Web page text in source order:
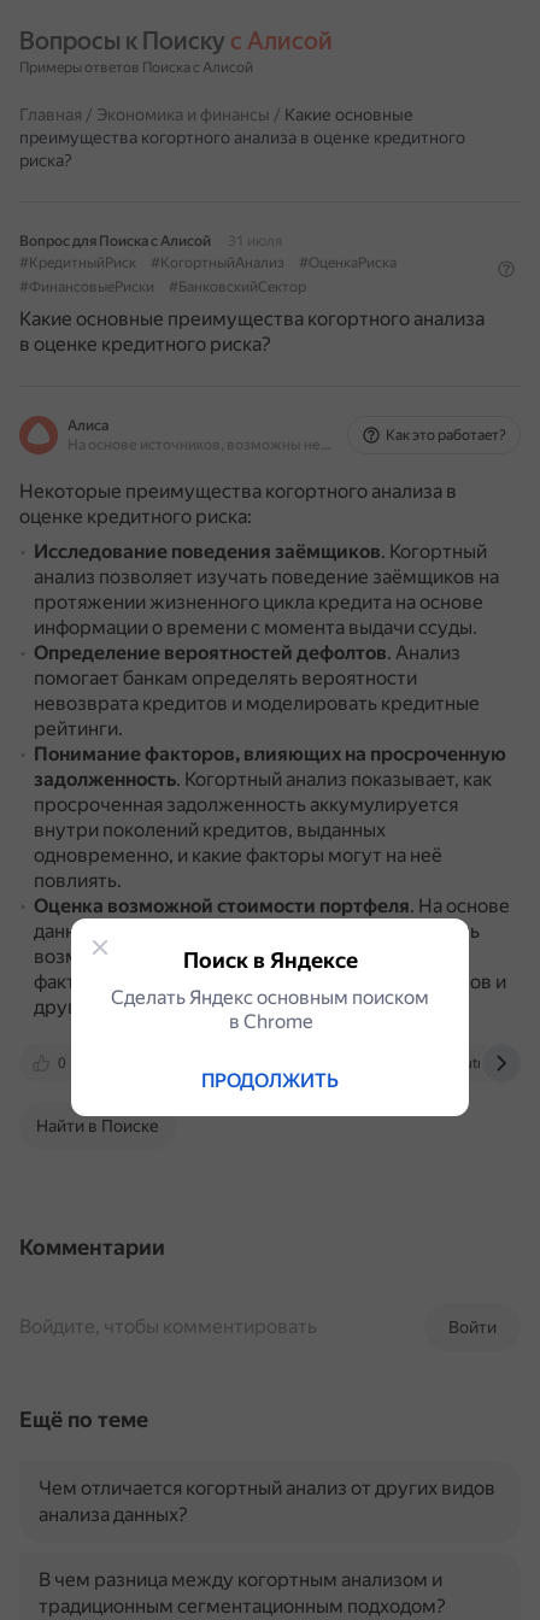
Вопросы к Поиску с Алисой
Примеры ответов Поиска с Алисой
Главная / Экономика и финансы / Какие основные
преимущества когортного анализа в оценке кредитного
риска?
Вопрос для Поиска с Алисой
31 июля
#КредитныйРиск
#КогортныйАнализ
#ОценкаРиска
#ФинансовыеРиски
#БанковскийСектор
Какие основные преимущества когортного анализа
в оценке кредитного риска?
Алиса
На основе источников, возможны неточности
Как это работает?
Некоторые преимущества когортного анализа в
оценке кредитного риска:
Исследование поведения заёмщиков. Когортный
анализ позволяет изучать поведение заёмщиков на
протяжении жизненного цикла кредита на основе
информации о времени с момента выдачи ссуды.
Определение вероятностей дефолтов. Анализ
помогает банкам определять вероятности
невозврата кредитов и моделировать кредитные
рейтинги.
Понимание факторов, влияющих на просроченную
задолженность. Когортный анализ показывает, как
просроченная задолженность аккумулируется
внутри поколений кредитов, выданных
одновременно, и какие факторы могут на неё
повлиять.
Оценка возможной стоимости портфеля. На основе
данных когортного анализа можно точно оценить
возможную стоимость портфеля, провести
факторный анализ влияния различных параметров и
другую аналитику.
0 elib.utmn.ru
Найти в Поиске
Комментарии
Войти
Войдите, чтобы комментировать
Ещё по теме
Чем отличается когортный анализ от других видов
анализа данных?
В чем разница между когортным анализом и
традиционным сегментационным подходом?
Поиск в Яндексе
Сделать Яндекс основным поиском
в Сhrome
ПРОДОЛЖИТЬ